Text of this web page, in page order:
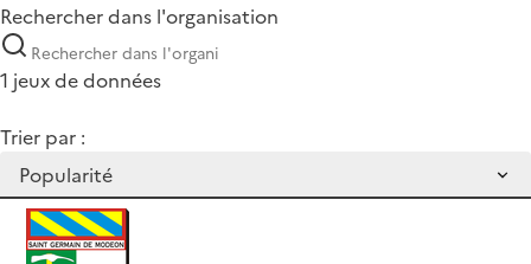
Rechercher dans l'organisation
1 jeux de données
Trier par :